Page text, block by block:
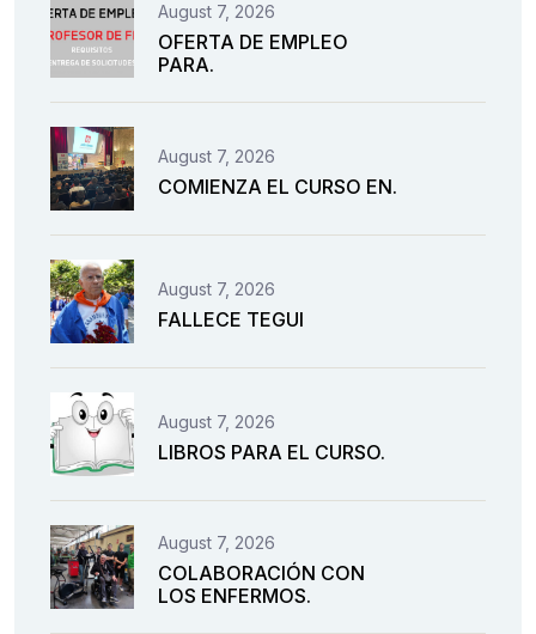
August 7, 2026
OFERTA DE EMPLEO
PARA.
August 7, 2026
COMIENZA EL CURSO EN.
August 7, 2026
FALLECE TEGUI
August 7, 2026
LIBROS PARA EL CURSO.
August 7, 2026
COLABORACIÓN CON
LOS ENFERMOS.